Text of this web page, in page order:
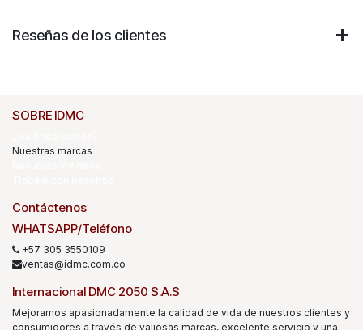
Reseñas de los clientes
SOBRE IDMC
Nuestras marcas
Contáctenos
WHATSAPP/Teléfono
+57 305 3550109
ventas@idmc.com.co
Internacional DMC 2050 S.A.S
Mejoramos apasionadamente la calidad de vida de nuestros clientes y
consumidores a través de valiosas marcas, excelente servicio y una